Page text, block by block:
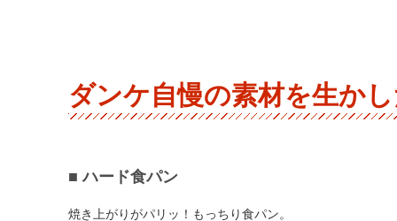
ダンケ自慢の素材を生か
■ ハード食パン
焼き上がりがパリッ！もっちり食パン。